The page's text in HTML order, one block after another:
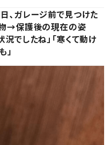
、ガレージ前で見つけた
→保護後の現在の姿
でしたね」「寒くて動け
」